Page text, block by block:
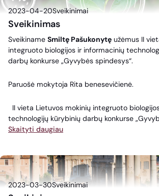
2023-04-20Sveikinimai
Sveikinimas
Sveikiname Smiltę Pašukonytę užėmus II
integruoto biologijos ir informacinių
darbų konkurse „Gyvybės spindesys“.
Paruošė mokytoja Rita benesevičienė.
II vieta Lietuvos mokinių integruoto
technologijų kūrybinių darbų konkurse
Skaityti daugiau
2023-03-30Sveikinimai